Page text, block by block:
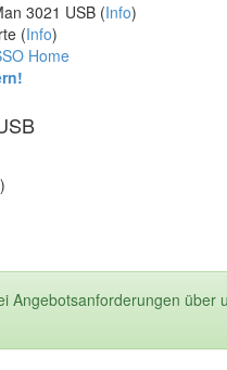
3021 USB (Info)
(Info)
Home
)
Angebotsanforderungen über